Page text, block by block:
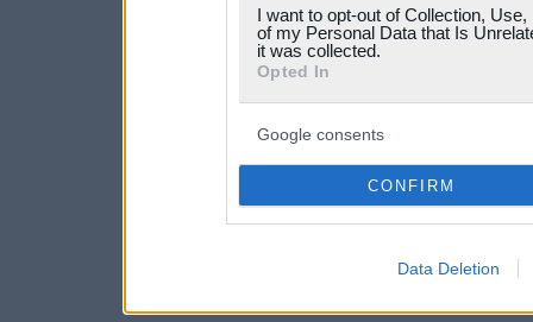
your data for below
consent section.
I want to opt-out of Collection,
of my Personal Data that Is
it was collected.
Opted In
Google consents
CONFIRM
Data Deletion